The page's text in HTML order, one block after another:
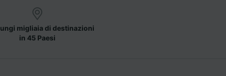
migliaia di destinazioni
in 45 Paesi